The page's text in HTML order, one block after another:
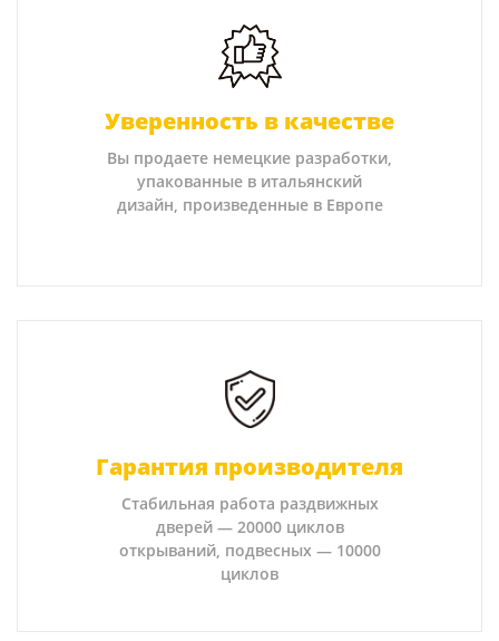
Уверенность в качестве
Вы продаете немецкие разработки,
упакованные в итальянский
дизайн, произведенные в Европе
Гарантия производителя
Стабильная работа раздвижных
дверей — 20000 циклов
открываний, подвесных — 10000
циклов